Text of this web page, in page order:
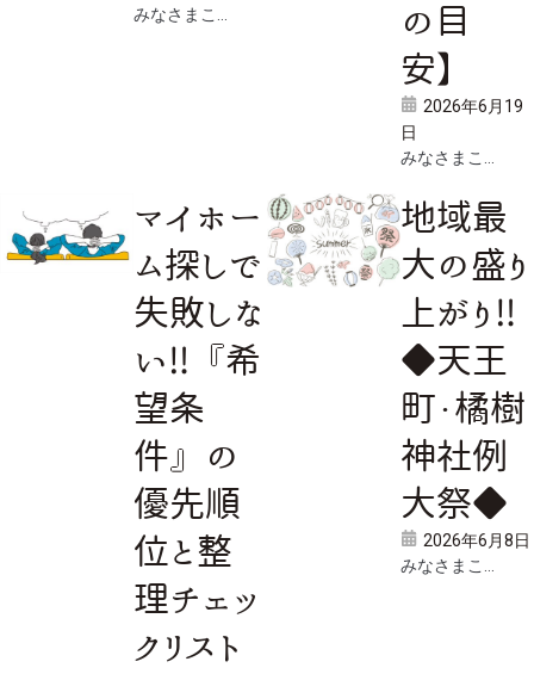
みなさまこ...
の目
安】
2026年6月19
日
みなさまこ...
マイホー
ム探しで
失敗しな
い‼『希
望条
件』の
優先順
位と整
理チェッ
クリスト
地域最
大の盛り
上がり‼
◆天王
町・橘樹
神社例
大祭◆
2026年6月8日
みなさまこ...